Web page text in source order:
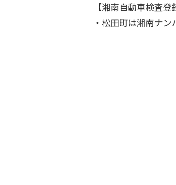
【湘南自動車検査
・松田町は湘南ナン